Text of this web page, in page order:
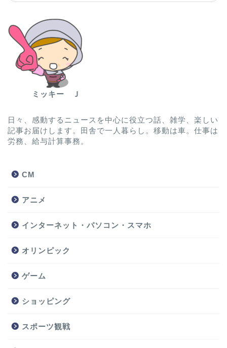
ミッキー Ｊ
日々、感動するニュースを中心に役立つ話、雑学、楽しい
記事お届けします。田舎で一人暮らし。移動は車。仕事は
労務、給与計算事務。
CM
アニメ
インターネット・パソコン・スマホ
オリンピック
ゲーム
ショッピング
スポーツ観戦